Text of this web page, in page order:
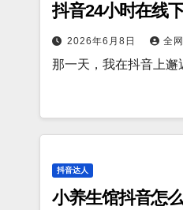
抖音24小时在线
2026年6月8日 全
那一天，我在抖音上
抖音达人
小养生馆抖音怎